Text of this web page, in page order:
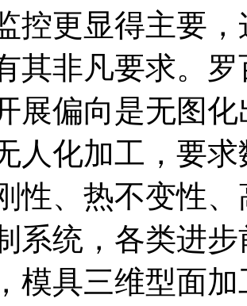
控更显得主要
其非凡要求。
展偏向是无图
人化加工，要
性、热不变性
系统，各类进
模具三维型面